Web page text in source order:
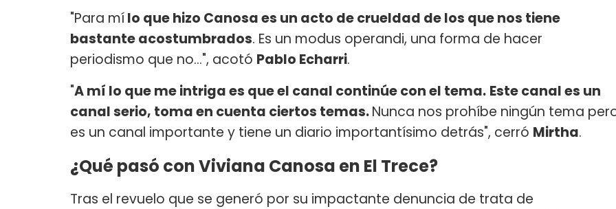
"Para mílo que hizo Canosa es un acto de crueldad de los que nos tiene
bastante acostumbrados. Es un modus operandi, una forma de hacer
periodismo que no...", acotó Pablo Echarri.
"A mí lo que me intriga es que el canal continúe con el tema. Este canal es un
canal serio, toma en cuenta ciertos temas.Nunca nos prohíbe ningún tema
es un canal importante y tiene un diario importantísimo detrás", cerró Mirtha.
¿Qué pasó con Viviana Canosa en El Trece?
Tras el revuelo que se generó por su impactante denuncia de trata de